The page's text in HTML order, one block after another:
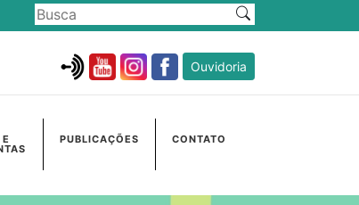
Ouvidoria
PUBLICAÇÕES CONTATO